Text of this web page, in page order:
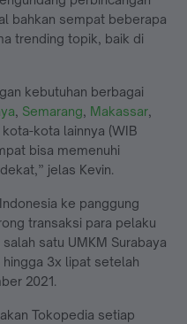
bahkan sempat beberapa
trending topik, baik di
kebutuhan berbagai
, Semarang, Makassar,
kota-kota lainnya (WIB
bisa memenuhi
jelas Kevin.
ke panggung
transaksi para pelaku
satu UMKM Surabaya
3x lipat setelah
2021.
Tokopedia setiap